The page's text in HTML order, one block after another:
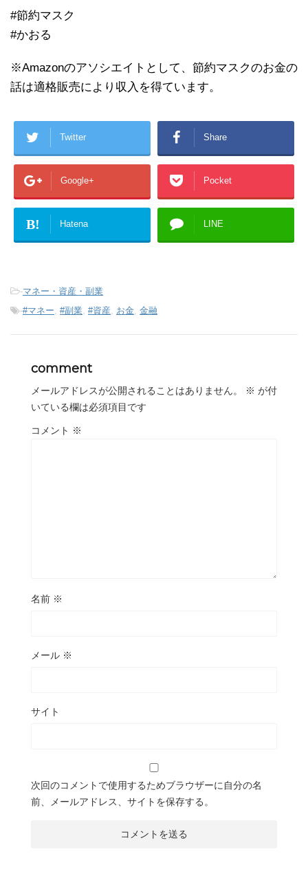
#節約マスク
#かおる
※Amazonのアソシエイトとして、節約マスクのお金の
話は適格販売により収入を得ています。
Twitter Share
Google+ Pocket
B! Hatena LINE
-マネー・資産・副業
-#マネー #副業 #資産 お金 金融
comment
メールアドレスが公開されることはありません。 ※ が付
いている欄は必須項目です
コメント ※
名前 ※
メール ※
サイト
次回のコメントで使用するためブラウザーに自分の名
前、メールアドレス、サイトを保存する。